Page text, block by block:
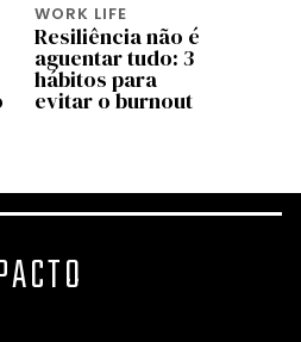
WORK LIFE
Resiliência não é
aguentar tudo: 3
hábitos para
evitar o burnout